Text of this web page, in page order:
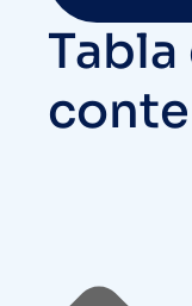
Tabla